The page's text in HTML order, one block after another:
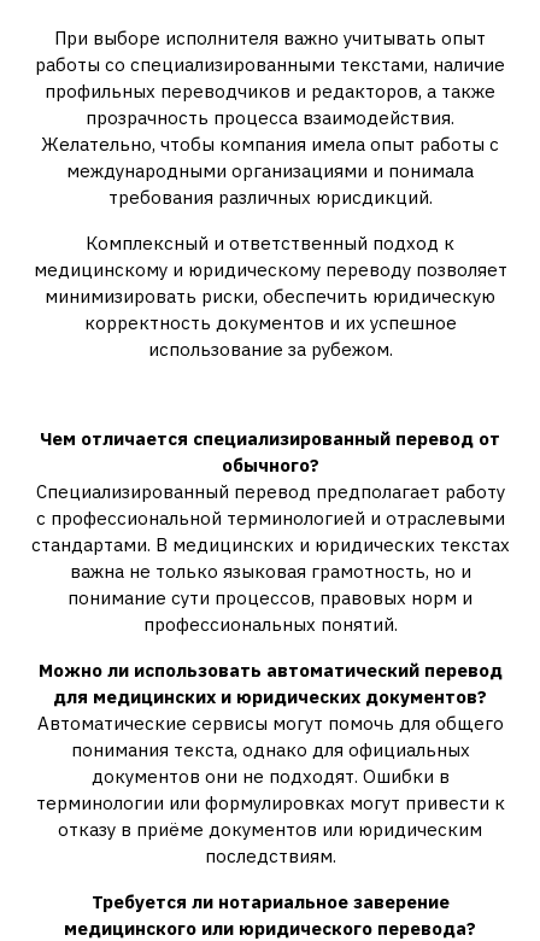
При выборе исполнителя важно учитывать опыт
работы со специализированными текстами, наличие
профильных переводчиков и редакторов, а также
прозрачность процесса взаимодействия.
Желательно, чтобы компания имела опыт работы с
международными организациями и понимала
требования различных юрисдикций.
Комплексный и ответственный подход к
медицинскому и юридическому переводу позволяет
минимизировать риски, обеспечить юридическую
корректность документов и их успешное
использование за рубежом.
Чем отличается специализированный перевод от
обычного?
Специализированный перевод предполагает работу
с профессиональной терминологией и отраслевыми
стандартами. В медицинских и юридических текстах
важна не только языковая грамотность, но и
понимание сути процессов, правовых норм и
профессиональных понятий.
Можно ли использовать автоматический перевод
для медицинских и юридических документов?
Автоматические сервисы могут помочь для общего
понимания текста, однако для официальных
документов они не подходят. Ошибки в
терминологии или формулировках могут привести к
отказу в приёме документов или юридическим
последствиям.
Требуется ли нотариальное заверение
медицинского или юридического перевода?